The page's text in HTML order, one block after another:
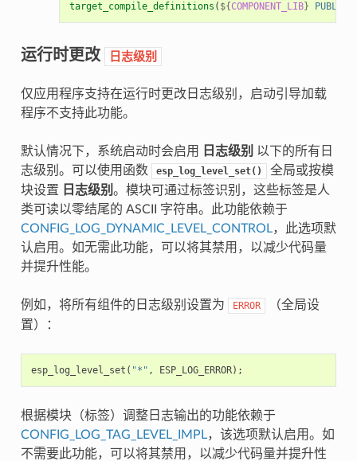
target_compile_definitions ( ${COMPONENT_LIB} PUBLIC
运行时更改 日志级别
仅应用程序支持在运行时更改日志级别，启动引导加载
程序不支持此功能。
默认情况下，系统启动时会启用 日志级别 以下的所有日
志级别。可以使用函数
esp_log_level_set()
全局或按模
块设置 日志级别 。模块可通过标签识别，这些标签是人
类可读以零结尾的 ASCII 字符串。此功能依赖于
CONFIG_LOG_DYNAMIC_LEVEL_CONTROL，此选项默
认启用。如无需此功能，可以将其禁用，以减少代码量
并提升性能。
例如，将所有组件的日志级别设置为 ERROR
（全局设
置）：
esp_log_level_set ( "*" , ESP_LOG_ERROR);
根据模块（标签）调整日志输出的功能依赖于
CONFIG_LOG_TAG_LEVEL_IMPL，该选项默认启用。如
不需要此功能，可以将其禁用，以减少代码量并提升性